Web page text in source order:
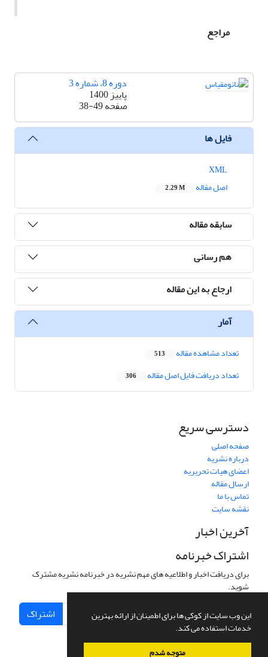
این وب سایت از کوکی ها برای اطمینان از ارائه بهترین
خدمات استفاده می کند.
متوجه شدم
مراجع
دوره 8، شماره 3
پاییز 1400
صفحه38-49
فایل ها
اصل مقاله
2.29 M
سابقه مقاله
هم رسانی
ارجاع به این مقاله
آمار
تعداد مشاهده مقاله 513
تعداد دریافت فایل اصل مقاله 306
دسترسی سریع
صفحه اصلی
درباره نشریه
اعضای هیات تحریریه
ارسال مقاله
تماس با ما
نقشه سایت
آخرین اخبار
اشتراک خبرنامه
برای دریافت اخبار و اطلاعیه های مهم نشریه در خبرنامه نشریه مشترک
شوید.
اشتراک